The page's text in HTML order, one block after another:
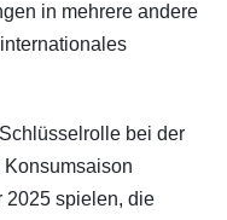
in mehrere andere
bei der
2025 spielen, die